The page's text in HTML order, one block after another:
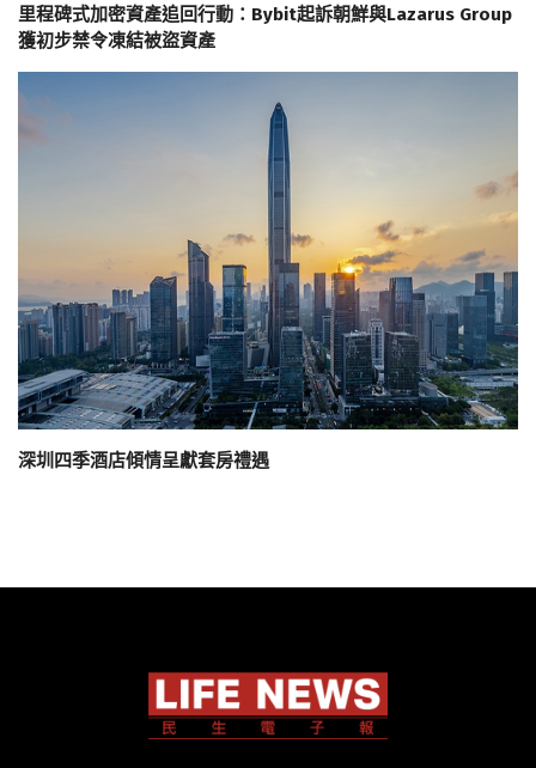
里程碑式加密資產追回行動：Bybit起訴朝鮮與Lazarus Group
獲初步禁令凍結被盜資產
深圳四季酒店傾情呈獻套房禮遇